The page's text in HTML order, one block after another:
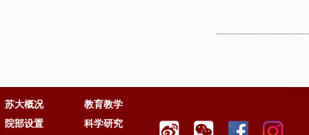
苏大概况
教育教学
院部设置
科学研究